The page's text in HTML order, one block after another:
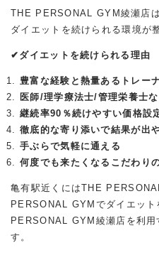
THE PERSONAL GYM綾瀬店
ダイエットを続けられる環境が
✔︎ダイエットを続けられる理由
豊富な経験と熱量あるトレー
医師/理学療法士/管理栄養士
継続率90％続けやすい価格設
徹底的な寄り添いで結果が出
手ぶらで気軽に通える
何度でも来たくなるこだわり
亀有駅近くにはTHE
PERSONAL GYMでダイエッ
PERSONAL GYM綾瀬店を利用
す。